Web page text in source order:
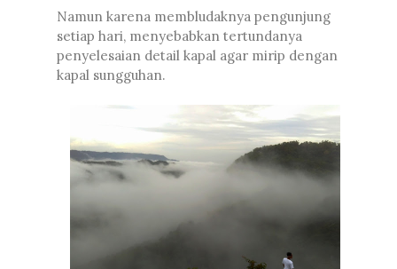
Namun karena membludaknya pengunjung
setiap hari, menyebabkan tertundanya
penyelesaian detail kapal agar mirip dengan
kapal sungguhan.